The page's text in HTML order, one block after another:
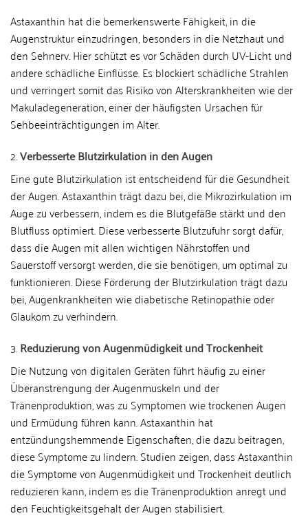
Astaxanthin hat die bemerkenswerte Fähigkeit, in die
Augenstruktur einzudringen, besonders in die Netzhaut und
den Sehnerv. Hier schützt es vor Schäden durch UV-Licht und
andere schädliche Einflüsse. Es blockiert schädliche Strahlen
und verringert somit das Risiko von Alterskrankheiten wie der
Makuladegeneration, einer der häufigsten Ursachen für
Sehbeeinträchtigungen im Alter.
2.Verbesserte Blutzirkulation in den Augen
Eine gute Blutzirkulation ist entscheidend für die Gesundheit
der Augen. Astaxanthin trägt dazu bei, die Mikrozirkulation im
Auge zu verbessern, indem es die Blutgefäße stärkt und den
Blutfluss optimiert. Diese verbesserte Blutzufuhr sorgt dafür,
dass die Augen mit allen wichtigen Nährstoffen und
Sauerstoff versorgt werden, die sie benötigen, um optimal zu
funktionieren. Diese Förderung der Blutzirkulation trägt dazu
bei, Augenkrankheiten wie diabetische Retinopathie oder
Glaukom zu verhindern.
3.Reduzierung von Augenmüdigkeit und Trockenheit
Die Nutzung von digitalen Geräten führt häufig zu einer
Überanstrengung der Augenmuskeln und der
Tränenproduktion, was zu Symptomen wie trockenen Augen
und Ermüdung führen kann. Astaxanthin hat
entzündungshemmende Eigenschaften, die dazu beitragen,
diese Symptome zu lindern. Studien zeigen, dass Astaxanthin
die Symptome von Augenmüdigkeit und Trockenheit deutlich
reduzieren kann, indem es die Tränenproduktion anregt und
den Feuchtigkeitsgehalt der Augen stabilisiert.